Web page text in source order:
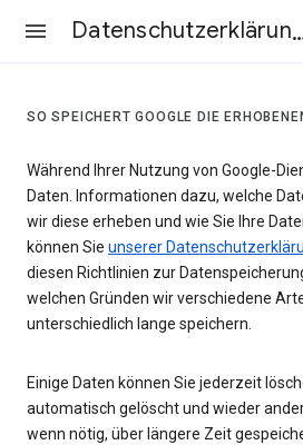
SO SPEICHERT GOOGLE DIE
Während Ihrer Nutzung von Google-
Daten. Informationen dazu, welche
wir diese erheben und wie Sie Ihre
können Sie unserer
diesen Richtlinien zur
welchen Gründen wir verschiedene
unterschiedlich lange speichern.
Einige Daten können Sie jederzeit
automatisch gelöscht und wieder
wenn nötig, über längere Zeit